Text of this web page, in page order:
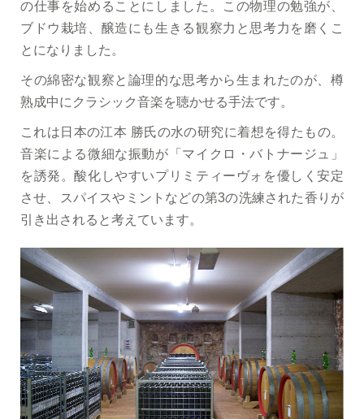
の仕事を始めることにしました。この物理の勉強が、
ブドウ栽培、醸造にも生きる観察力と思考力を磨くこ
とになりました。
その綿密な観察と論理的な思考から生まれたのが、樽
熟成中にクラシック音楽を聴かせる手法です。
これは日本の江本 勝氏の水の研究に着想を得たもの。
音楽による微細な振動が「マイクロ・バトナージュ」
を誘発。酸化しやすいプリミティーヴォを優しく安定
させ、スパイスやミントなどの第3の洗練された香りが
引き出されると考えています。